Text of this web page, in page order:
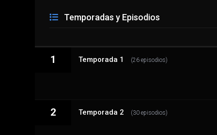
Temporadas y Episodios
1 Temporada 1 (26 episodios)
1 - 1 Cita de estudio
2 Temporada 2 (30 episodios)